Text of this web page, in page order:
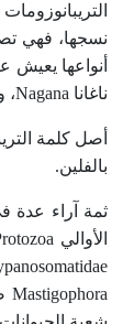
التريبانوزومات Trypanosomes أوليات حيوانية سوطية، وحيدات خلية، تتبع لجنس المثقبي
نسجها، فهي
ناغانا Nagana، ومرض زهري الخيول dourine.
بالفلين.
ثمة آراء عدة